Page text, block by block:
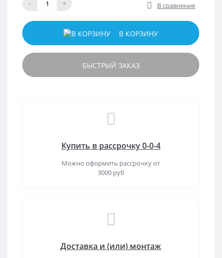
- + В сравнение
В КОРЗИНУ
БЫСТРЫЙ ЗАКАЗ
Купить в рассрочку 0-0-4
Можно оформить рассрочку от
3000 руб
Доставка и (или) монтаж